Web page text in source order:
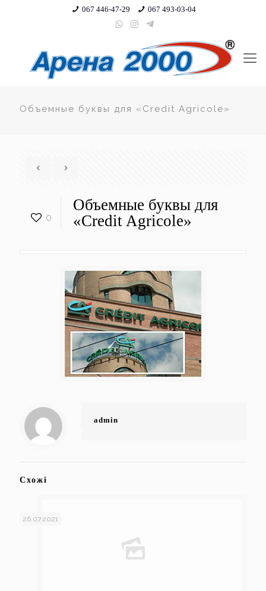
067 446-47-29 067 493-03-04
Объемные буквы для «Credit Agricole»
0
Объемные буквы для
«Credit Agricole»
admin
Схожі
26.07.2021